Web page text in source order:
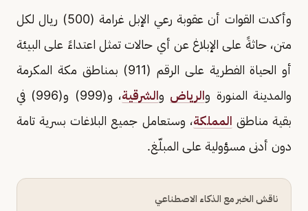
وأكدت القوات أن عقوبة رعي الإبل غرامة (500) ريال لكل
متن، حاثةً على الإبلاغ عن أي حالات تمثل اعتداءً على البيئة
أو الحياة الفطرية على الرقم (911) بمناطق مكة المكرمة
والمدينة المنورة والرياض والشرقية
، و(999) و(996) في
بقية مناطق المملكة، وستعامل جميع البلاغات بسرية تامة
دون أدنى مسؤولية على المبلّغ.
ناقش الخبر مع الذكاء الاصطناعي